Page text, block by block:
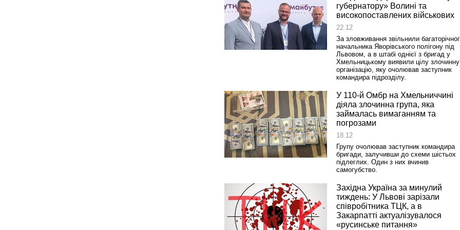
губернатору» Волині та
високопоставлених військових
22.12
За зловживання звільнили
начальника Яворівського полігону під
Львовом, а в штабі однієї з бригад у
Хмельницькому виявили цілу злочинну
організацію, яку очолював заступник
командира підрозділу.
У 110-й Омбр на Хмельниччині
діяла злочинна група, яка
займалась вимаганням та
погрозами
18.12
Групу очолював заступник командира
бригади, залучивши до схеми шістьох
підлеглих. Один з них вчинив
самогубство.
Західна Україна за минулий
тиждень: У Львові зарізали
співробітника ТЦК, а в
Закарпатті актуалізувалося
«русинське питання»